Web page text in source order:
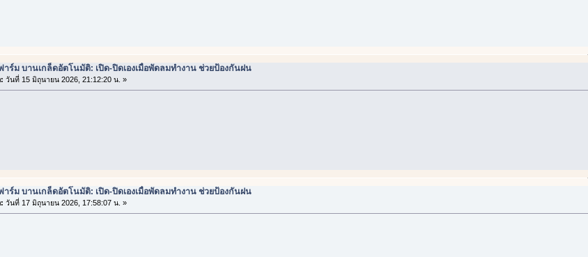
าร์ม บานเกล็ดอัตโนมัติ: เปิด-ปิดเองเมื่อพัดลมทำงาน ช่วยป้องกันฝน
วันที่ 15 มิถุนายน 2026, 21:12:20 น. »
าร์ม บานเกล็ดอัตโนมัติ: เปิด-ปิดเองเมื่อพัดลมทำงาน ช่วยป้องกันฝน
วันที่ 17 มิถุนายน 2026, 17:58:07 น. »